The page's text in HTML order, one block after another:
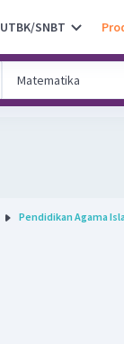
UTBK/SNBT
Pendidikan Agama